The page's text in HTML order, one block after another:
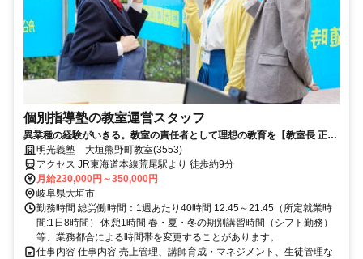
個別指導塾の教室運営スタッフ
異業種の経験がいきる。教室の責任者として理想の教育を【教室長 正社
員求人／明光義塾】
明光義塾 大垣熊野町教室(3553)
アクセス JR東海道本線荒尾駅より 徒歩約9分
月給230,000円～350,000円
岐阜県大垣市
勤務時間 総労働時間：1週あたり40時間 12:45～21:45（所定就業時
間:1日8時間） 休憩1時間 春・夏・冬の期別講習時間（シフト勤務）
等、業務都合による時間帯を変更することがあります。
仕事内容 仕事内容 売上管理、講師育成・マネジメント、生徒管理な